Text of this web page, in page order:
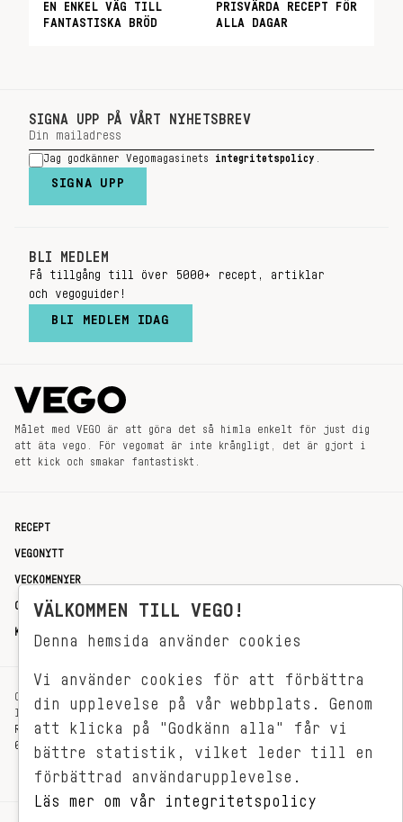
EN ENKEL VÄG TILL
FANTASTISKA BRÖD
PRISVÄRDA RECEPT FÖR
ALLA DAGAR
SIGNA UPP PÅ VÅRT NYHETSBREV
Jag godkänner Vegomagasinets integritetspolicy
SIGNA UPP
BLI MEDLEM
Få tillgång till över 5000+ recept, artiklar
och vegoguider!
BLI MEDLEM IDAG
Målet med VEGO är att göra det så himla enkelt för just dig
att äta vego. För vegomat är inte krångligt, det är gjort i
ett kick och smakar fantastiskt.
RECEPT
VEGONYTT
VECKOMENYER
OM OSS
KONTAKT
OXENSTIERNSGATAN 33
114 27 STOCKHOLM
REDAKTIONEN@VEGOMAGASINET.SE
08-799 62 01
VÄLKOMMEN TILL VEGO!
Denna hemsida använder cookies
Vi använder cookies för att förbättra
din upplevelse på vår webbplats. Genom
att klicka på "Godkänn alla" får vi
bättre statistik, vilket leder till en
förbättrad användarupplevelse.
Läs mer om vår integritetspolicy